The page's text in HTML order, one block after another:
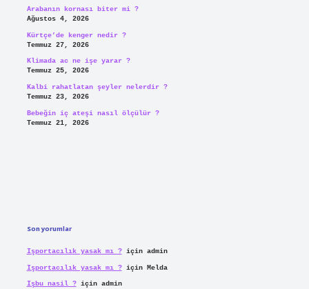
Arabanın kornası biter mi ?
Ağustos 4, 2026
Kürtçe’de kenger nedir ?
Temmuz 27, 2026
Klimada ac ne işe yarar ?
Temmuz 25, 2026
Kalbi rahatlatan şeyler nelerdir ?
Temmuz 23, 2026
Bebeğin iç ateşi nasıl ölçülür ?
Temmuz 21, 2026
Son yorumlar
Işportacılık yasak mı ?için admin
Işportacılık yasak mı ?için Melda
Işbu nasil ?için admin